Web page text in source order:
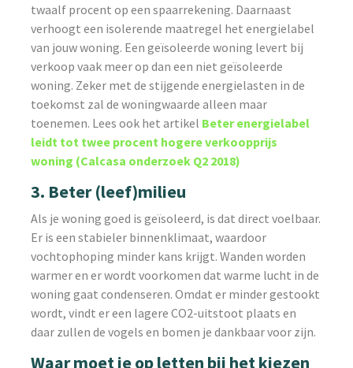
twaalf procent op een spaarrekening. Daarnaast
verhoogt een isolerende maatregel het energielabel
van jouw woning. Een geïsoleerde woning levert bij
verkoop vaak meer op dan een niet geïsoleerde
woning. Zeker met de stijgende energielasten in de
toekomst zal de woningwaarde alleen maar
toenemen. Lees ook het artikel Beter energielabel
leidt tot twee procent hogere verkoopprijs
woning (Calcasa onderzoek Q2 2018)
3. Beter (leef)milieu
Als je woning goed is geïsoleerd, is dat direct voelbaar.
Er is een stabieler binnenklimaat, waardoor
vochtophoping minder kans krijgt. Wanden worden
warmer en er wordt voorkomen dat warme lucht in de
woning gaat condenseren. Omdat er minder gestookt
wordt, vindt er een lagere CO2-uitstoot plaats en
daar zullen de vogels en bomen je dankbaar voor zijn.
Waar moet je op letten bij het kiezen